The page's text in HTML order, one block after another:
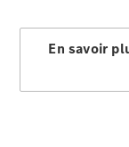
Configurateur
En savoir